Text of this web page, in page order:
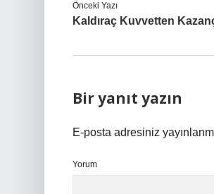
Önceki Yazı
Kaldıraç Kuvvetten
Bir yanıt yazın
E-posta adresiniz
Yorum